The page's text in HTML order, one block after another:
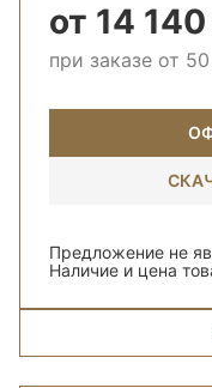
от 14
при заказе от
Предложение не
Наличие и цена